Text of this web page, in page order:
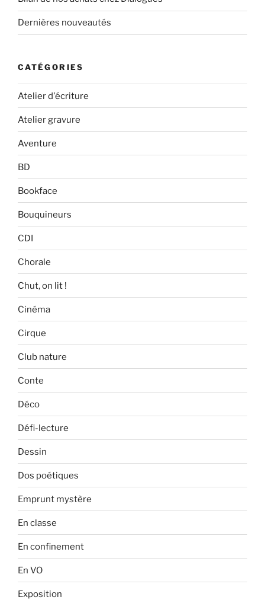
Dernières nouveautés
CATÉGORIES
Atelier d'écriture
Atelier gravure
Aventure
BD
Bookface
Bouquineurs
CDI
Chorale
Chut, on lit !
Cinéma
Cirque
Club nature
Conte
Déco
Défi-lecture
Dessin
Dos poétiques
Emprunt mystère
En classe
En confinement
En VO
Exposition